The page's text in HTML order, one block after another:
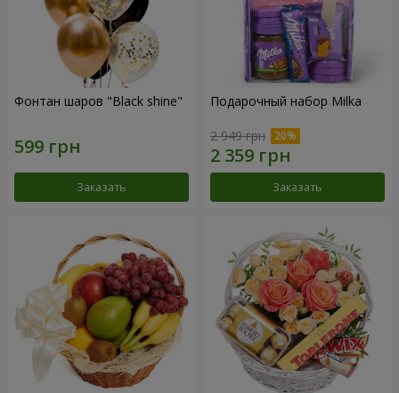
Фонтан шаров "Black shine"
Заказать
Подарочный набор Milka
2 949 грн
Заказать